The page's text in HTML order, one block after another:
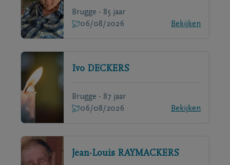
Brugge - 85 jaar
06/08/2026
Bekijken
Ivo DECKERS
Brugge - 87 jaar
06/08/2026
Bekijken
Jean-Louis RAYMACKERS